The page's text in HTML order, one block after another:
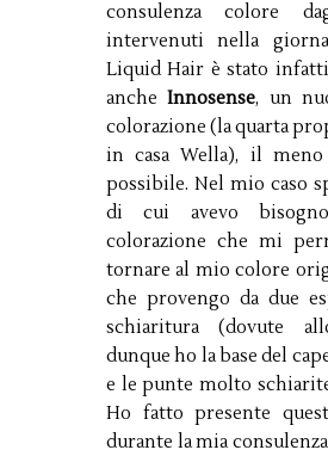
consulenza colore
intervenuti nella
Liquid Hair è stato
ancheInnosense, un
colorazione (la quarta
in casa Wella), il meno
possibile. Nel mio caso
di cui avevo
colorazione che mi
tornare al mio colore
che provengo da due
schiaritura (dovute
dunque ho la base del
e le punte molto
Ho fatto presente
durante la mia